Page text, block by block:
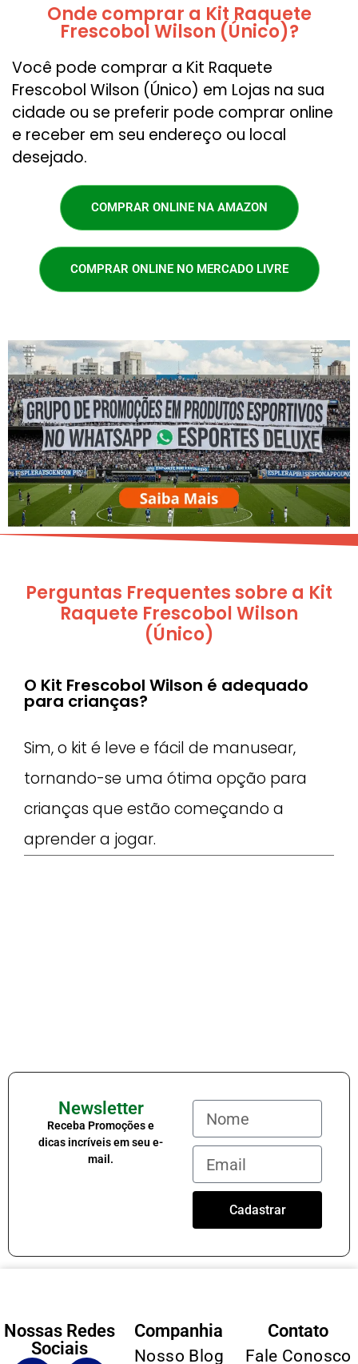
Onde comprar a Kit Raquete
Frescobol Wilson (Único)?
Você pode comprar a Kit Raquete
Frescobol Wilson (Único) em Lojas na sua
cidade ou se preferir pode comprar online
e receber em seu endereço ou local
desejado.
COMPRAR ONLINE NA AMAZON
COMPRAR ONLINE NO MERCADO LIVRE
Perguntas Frequentes sobre a Kit
Raquete Frescobol Wilson
(Único)
O Kit Frescobol Wilson é adequado
para crianças?
Sim, o kit é leve e fácil de manusear,
tornando-se uma ótima opção para
crianças que estão começando a
aprender a jogar.
Newsletter
Receba Promoções e
dicas incríveis em seu e-
mail.
Cadastrar
Nossas Redes
Sociais
Companhia
Nosso Blog
Contato
Fale Conosco